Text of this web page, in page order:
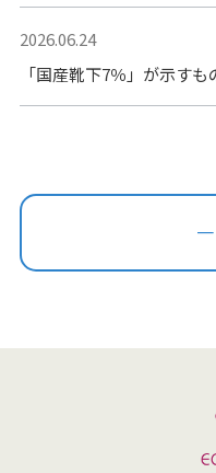
2026.06.24
「国産靴下7％」が示すも